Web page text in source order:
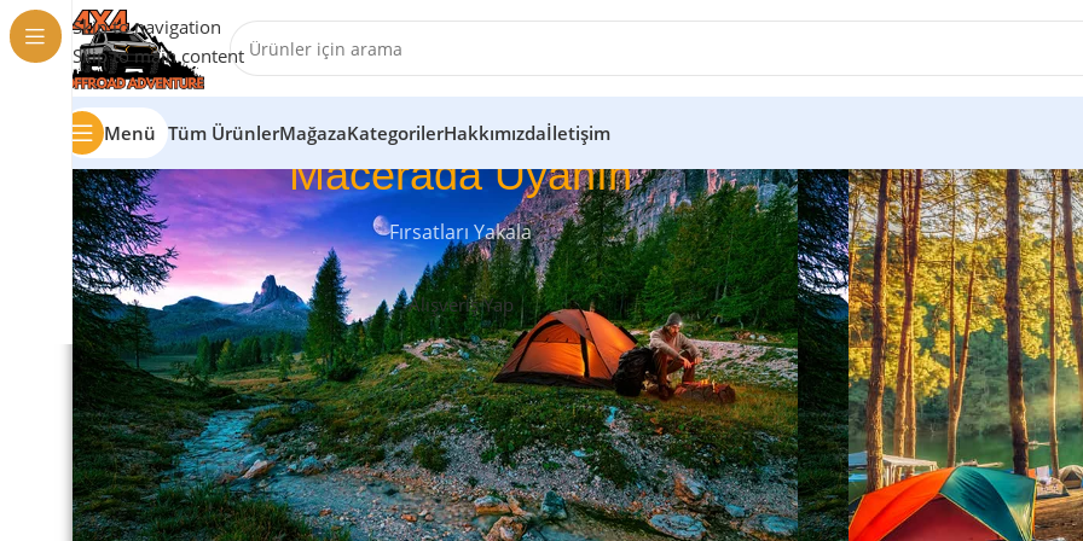
Skip to navigation
Skip to main content
Menü Tüm ÜrünlerMağazaKategorilerHakkımızdaİletişim
Macerada Uyanın
Fırsatları Yakala
Alışveriş Yap